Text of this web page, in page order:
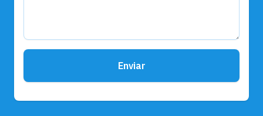
Enviar